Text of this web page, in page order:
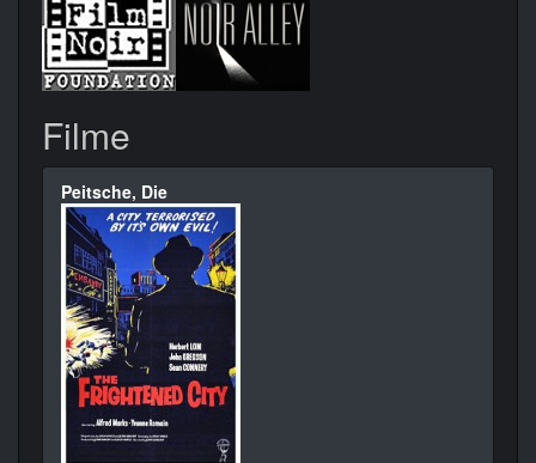
Filme
Peitsche, Die